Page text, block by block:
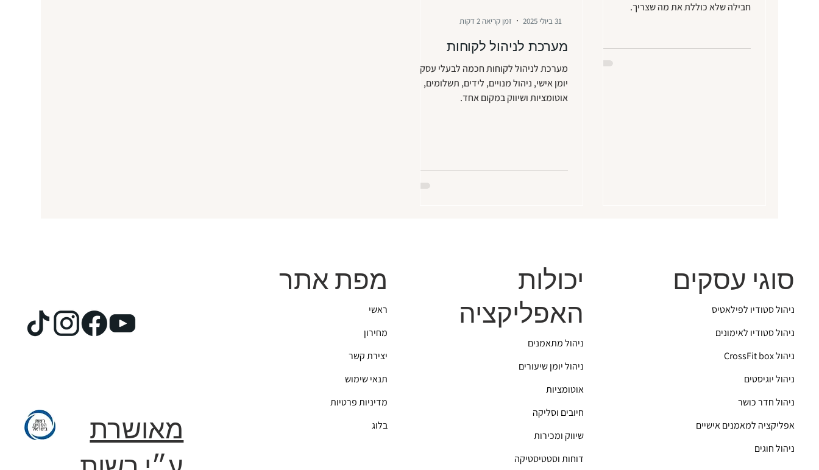
חבילה שלא כוללת את מה שצריך.
מערכת לניהול לקוחות
מערכת לניהול לקוחות חכמה לבעלי עסקים:
יומן אישי, ניהול מנויים, לידים, תשלומים,
אוטומציות ושיווק במקום אחד.
31 ביולי 2025 זמן קריאה 2 דקות
ניהול מתאמנים
ניהול יומן שיעורים
אוטומציות
חיובים וסליקה
שיווק ומכירות
דוחות וסטטיסטיקה
יכולות
האפליקציה
ניהול סטודיו לפילאטיס
ניהול סטודיו לאימונים
CrossFit box ניהול
ניהול יוגיסטים
ניהול חדר כושר
אפליקציה למאמנים אישיים
ניהול חוגים
סוגי עסקים
ראשי
מחירון
יצירת קשר
תנאי שימוש
מדיניות פרטיות
בלוג
מפת אתר
מאושרת